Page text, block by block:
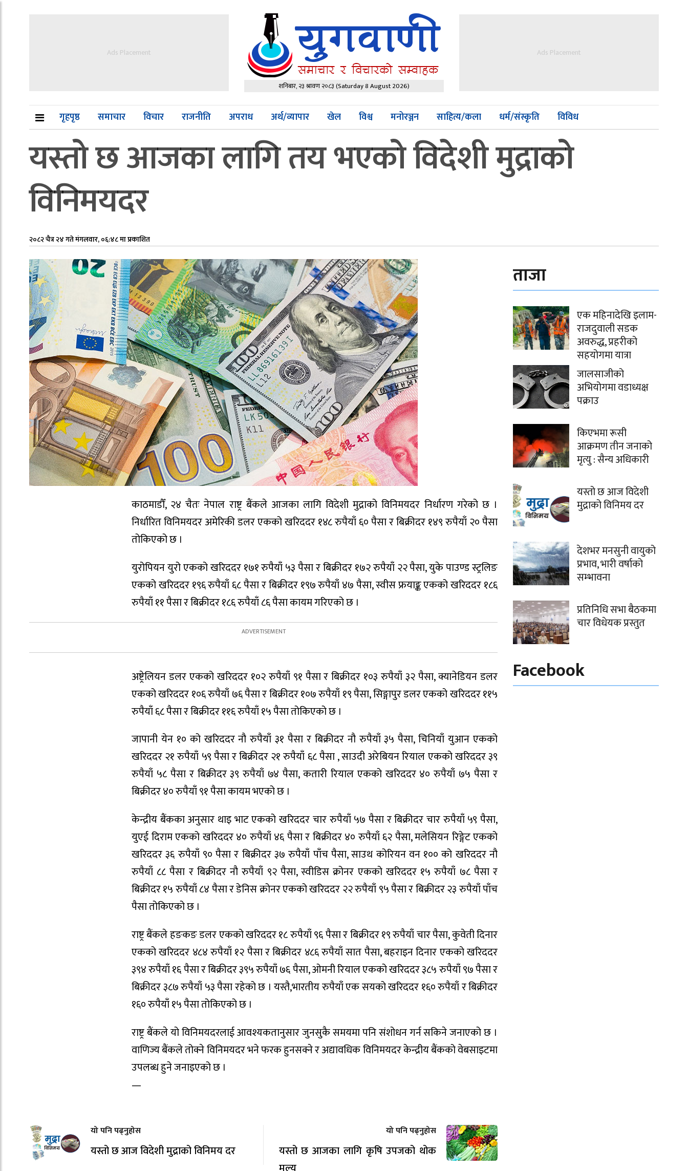
Ads Placement
शनिबार, २३ श्रावण २०८३(Saturday 8 August 2026)
Ads Placement
गृहपृष्ठ समाचार विचार राजनीति अपराध अर्थ/व्यापार खेल विश्व मनोरञ्जन साहित्य/कला धर्म/संस्कृति विविध
यस्तो छ आजका लागि तय भएको विदेशी मुद्राको
विनिमयदर
२०८२ चैत्र २४ गते मंगलवार, ०६:४८ मा प्रकाशित
काठमाडौँ, २४ चैतः नेपाल राष्ट्र बैंकले आजका लागि विदेशी मुद्राको विनिमयदर निर्धारण गरेको छ ।
निर्धारित विनिमयदर अमेरिकी डलर एकको खरिददर १४८ रुपैयाँ ६० पैसा र बिक्रीदर १४९ रुपैयाँ २० पैसा
तोकिएको छ ।
युरोपियन युरो एकको खरिददर १७१ रुपैयाँ ५३ पैसा र बिक्रीदर १७२ रुपैयाँ २२ पैसा, युके पाउण्ड स्ट्रलिङ
एकको खरिददर १९६ रुपैयाँ ६८ पैसा र बिक्रीदर १९७ रुपैयाँ ४७ पैसा, स्वीस फ्रयाङ्क एकको खरिददर १८६
रुपैयाँ ११ पैसा र बिक्रीदर १८६ रुपैयाँ ८६ पैसा कायम गरिएको छ ।
अष्ट्रेलियन डलर एकको खरिददर १०२ रुपैयाँ ९१ पैसा र बिक्रीदर १०३ रुपैयाँ ३२ पैसा, क्यानेडियन डलर
एकको खरिददर १०६ रुपैयाँ ७६ पैसा र बिक्रीदर १०७ रुपैयाँ १९ पैसा, सिङ्गापुर डलर एकको खरिददर ११५
रुपैयाँ ६८ पैसा र बिक्रीदर ११६ रुपैयाँ १५ पैसा तोकिएको छ ।
जापानी येन १० को खरिददर नौ रुपैयाँ ३१ पैसा र बिक्रीदर नौ रुपैयाँ ३५ पैसा, चिनियाँ युआन एकको
खरिददर २१ रुपैयाँ ५९ पैसा र बिक्रीदर २१ रुपैयाँ ६८ पैसा , साउदी अरेबियन रियाल एकको खरिददर ३९
रुपैयाँ ५८ पैसा र बिक्रीदर ३९ रुपैयाँ ७४ पैसा, कतारी रियाल एकको खरिददर ४० रुपैयाँ ७५ पैसा र
बिक्रीदर ४० रुपैयाँ ९१ पैसा कायम भएको छ ।
केन्द्रीय बैंकका अनुसार थाइ भाट एकको खरिददर चार रुपैयाँ ५७ पैसा र बिक्रीदर चार रुपैयाँ ५९ पैसा,
युएई दिराम एकको खरिददर ४० रुपैयाँ ४६ पैसा र बिक्रीदर ४० रुपैयाँ ६२ पैसा, मलेसियन रिङ्गेट एकको
खरिददर ३६ रुपैयाँ ९० पैसा र बिक्रीदर ३७ रुपैयाँ पाँच पैसा, साउथ कोरियन वन १०० को खरिददर नौ
रुपैयाँ ८८ पैसा र बिक्रीदर नौ रुपैयाँ ९२ पैसा, स्वीडिस क्रोनर एकको खरिददर १५ रुपैयाँ ७८ पैसा र
बिक्रीदर १५ रुपैयाँ ८४ पैसा र डेनिस क्रोनर एकको खरिददर २२ रुपैयाँ ९५ पैसा र बिक्रीदर २३ रुपैयाँ पाँच
पैसा तोकिएको छ ।
राष्ट्र बैंकले हङकङ डलर एकको खरिददर १८ रुपैयाँ ९६ पैसा र बिक्रीदर १९ रुपैयाँ चार पैसा, कुवेती दिनार
एकको खरिददर ४८४ रुपैयाँ १२ पैसा र बिक्रीदर ४८६ रुपैयाँ सात पैसा, बहराइन दिनार एकको खरिददर
३९४ रुपैयाँ १६ पैसा र बिक्रीदर ३९५ रुपैयाँ ७६ पैसा, ओमनी रियाल एकको खरिददर ३८५ रुपैयाँ ९७ पैसा र
बिक्रीदर ३८७ रुपैयाँ ५३ पैसा रहेको छ । यस्तै,भारतीय रुपैयाँ एक सयको खरिददर १६० रुपैयाँ र बिक्रीदर
१६० रुपैयाँ १५ पैसा तोकिएको छ ।
राष्ट्र बैंकले यो विनिमयदरलाई आवश्यकतानुसार जुनसुकै समयमा पनि संशोधन गर्न सकिने जनाएको छ ।
वाणिज्य बैंकले तोक्ने विनिमयदर भने फरक हुनसक्ने र अद्यावधिक विनिमयदर केन्द्रीय बैंकको वेबसाइटमा
उपलब्ध हुने जनाइएको छ ।
—
यो पनि पढ्नुहोस
यस्तो छ आज विदेशी मुद्राको विनिमय दर
यो पनि पढ्नुहोस
यस्तो छ आजका लागि कृषि उपजको थोक
ताजा
एक महिनादेखि इलाम-
राजदुवाली सडक
अवरुद्ध, प्रहरीको
सहयोगमा यात्रा
जालसाजीको
अभियोगमा वडाध्यक्ष
पक्राउ
किएभमा रूसी
आक्रमण तीन जनाको
मृत्यु : सैन्य अधिकारी
यस्तो छ आज विदेशी
मुद्राको विनिमय दर
देशभर मनसुनी वायुको
प्रभाव, भारी वर्षाको
सम्भावना
प्रतिनिधि सभा बैठकमा
चार विधेयक प्रस्तुत
Facebook